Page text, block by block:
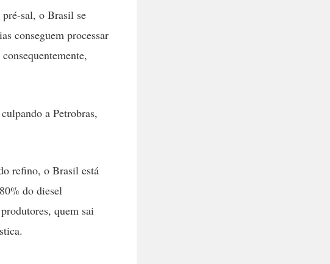
sal, o Brasil se
conseguem processar
a Petrobras,
refino, o Brasil está
do diesel
quem sai